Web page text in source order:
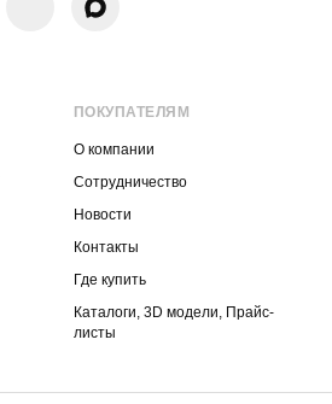
ПОКУПАТЕЛЯМ
О компании
Сотрудничество
Новости
Контакты
Где купить
Каталоги, 3D модели, Прайс-
листы